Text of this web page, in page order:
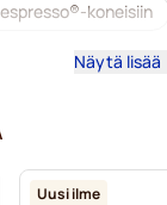
koneisiin
koneisiin
Näytä lisää
Uusi ilme